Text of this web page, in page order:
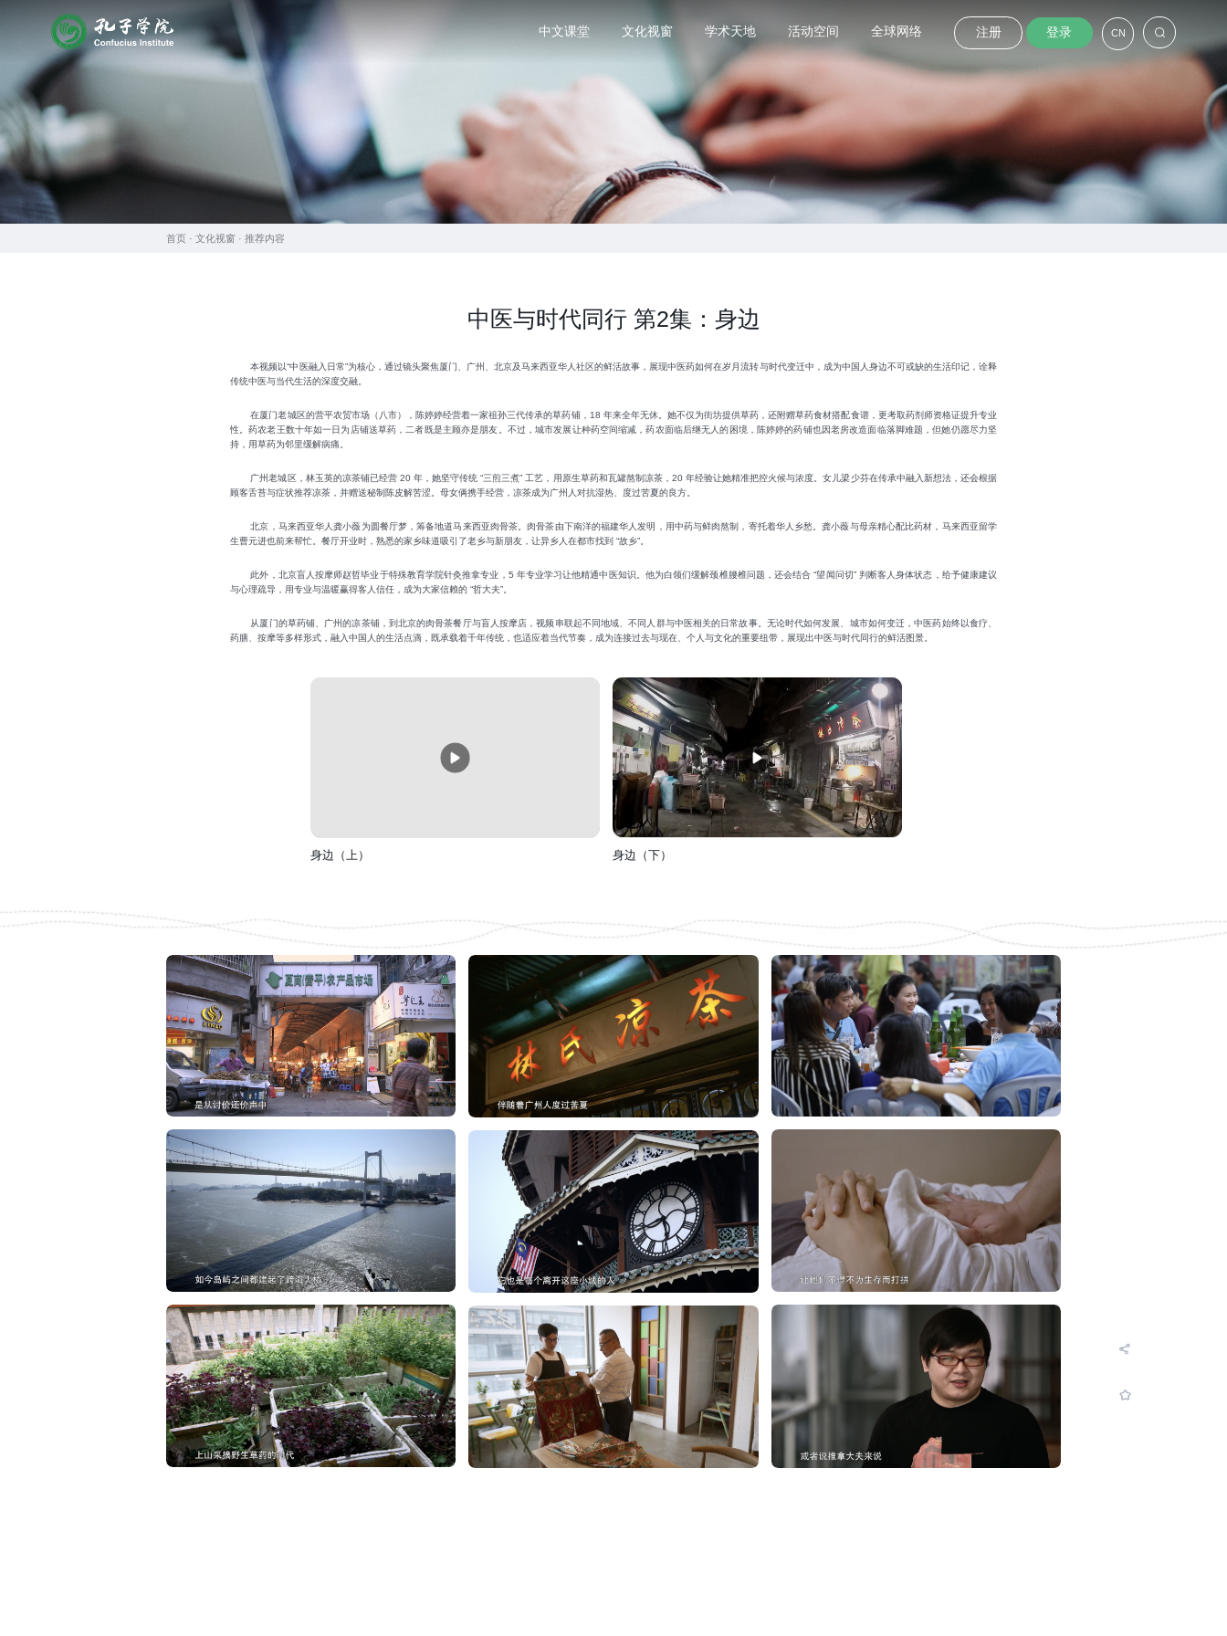
中文课堂 文化视窗 学术天地 活动空间 全球网络 注册 登录 CN
首页 · 文化视窗 · 推荐内容
中医与时代同行 第2集：身边
本视频以“中医融入日常”为核心，通过镜头聚焦厦门、广州、北京及马来西亚华人社区的鲜活故事，展现中医药如何在岁月流转与时代变迁中，成为中国人身边不可或缺的生活印记，诠释
传统中医与当代生活的深度交融。
在厦门老城区的营平农贸市场（八市），陈婷婷经营着一家祖孙三代传承的草药铺，18 年来全年无休。她不仅为街坊提供草药，还附赠草药食材搭配食谱，更考取药剂师资格证提升专业
性。药农老王数十年如一日为店铺送草药，二者既是主顾亦是朋友。不过，城市发展让种药空间缩减，药农面临后继无人的困境，陈婷婷的药铺也因老房改造面临落脚难题，但她仍愿尽力坚
持，用草药为邻里缓解病痛。
广州老城区，林玉英的凉茶铺已经营 20 年，她坚守传统 “三煎三煮” 工艺，用原生草药和瓦罐熬制凉茶，20 年经验让她精准把控火候与浓度。女儿梁少芬在传承中融入新想法，还会根据
顾客舌苔与症状推荐凉茶，并赠送秘制陈皮解苦涩。母女俩携手经营，凉茶成为广州人对抗湿热、度过苦夏的良方。
北京，马来西亚华人龚小薇为圆餐厅梦，筹备地道马来西亚肉骨茶。肉骨茶由下南洋的福建华人发明，用中药与鲜肉熬制，寄托着华人乡愁。龚小薇与母亲精心配比药材，马来西亚留学
生曹元进也前来帮忙。餐厅开业时，熟悉的家乡味道吸引了老乡与新朋友，让异乡人在都市找到 “故乡”。
此外，北京盲人按摩师赵哲毕业于特殊教育学院针灸推拿专业，5 年专业学习让他精通中医知识。他为白领们缓解颈椎腰椎问题，还会结合 “望闻问切” 判断客人身体状态，给予健康建议
与心理疏导，用专业与温暖赢得客人信任，成为大家信赖的 “哲大夫”。
从厦门的草药铺、广州的凉茶铺，到北京的肉骨茶餐厅与盲人按摩店，视频串联起不同地域、不同人群与中医相关的日常故事。无论时代如何发展、城市如何变迁，中医药始终以食疗、
药膳、按摩等多样形式，融入中国人的生活点滴，既承载着千年传统，也适应着当代节奏，成为连接过去与现在、个人与文化的重要纽带，展现出中医与时代同行的鲜活图景。
身边（上） 身边（下）